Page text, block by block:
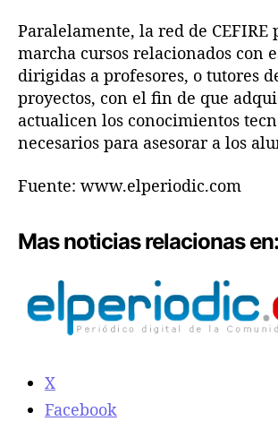
Paralelamente, la red de CEFIRE
marcha cursos relacionados con
dirigidas a profesores, o tutores
proyectos, con el fin de que
actualicen los conocimientos
necesarios para asesorar a los
Fuente: www.elperiodic.com
Mas noticias relacionas en:
X
Facebook